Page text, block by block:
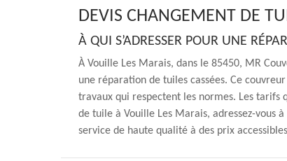
DEVIS CHANGEMENT DE
À QUI S’ADRESSER POUR UNE
À Vouille Les Marais, dans le 85450, MR
une réparation de tuiles cassées. Ce
travaux qui respectent les normes. Les tarifs
de tuile à Vouille Les Marais, adressez-vous
service de haute qualité à des prix